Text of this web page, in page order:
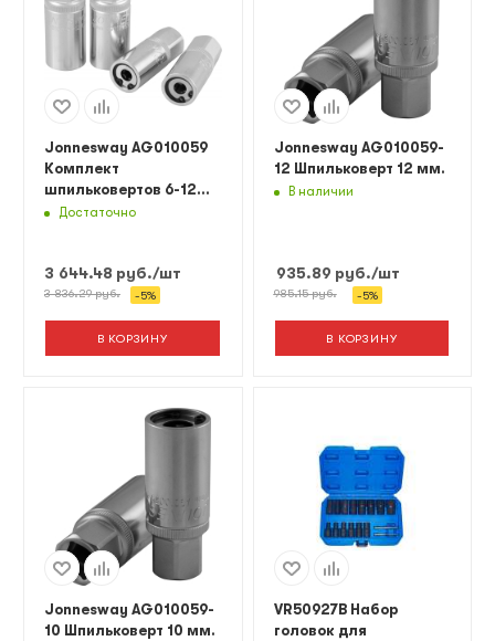
Jonnesway AG010059
Комплект
шпильковертов 6-12
мм, 4 предмета
Достаточно
3 644.48 руб./шт
3 836.29руб. -5%
В КОРЗИНУ
Jonnesway AG010059-
12 Шпильковерт 12 мм.
В наличии
935.89 руб./шт
985.15руб. -5%
В КОРЗИНУ
Jonnesway AG010059-
10 Шпильковерт 10 мм.
VR50927B Набор
головок для